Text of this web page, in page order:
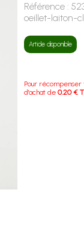
Référence :
oeillet-laiton-
Article disponible
Pour
d'achat de0.20 €